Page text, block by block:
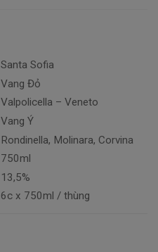
Santa Sofia
Vang Đỏ
Valpolicella – Veneto
Vang Ý
Rondinella, Molinara, Corvina
750ml
13,5%
6c x 750ml / thùng